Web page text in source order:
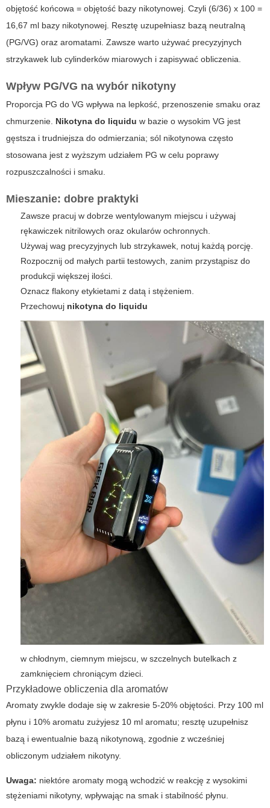
objętość końcowa = objętość bazy nikotynowej. Czyli (6/36) x 100 =
16,67 ml bazy nikotynowej. Resztę uzupełniasz bazą neutralną
(PG/VG) oraz aromatami. Zawsze warto używać precyzyjnych
strzykawek lub cylinderków miarowych i zapisywać obliczenia.
Wpływ PG/VG na wybór nikotyny
Proporcja PG do VG wpływa na lepkość, przenoszenie smaku oraz
chmurzenie. Nikotyna do liquidu w bazie o wysokim VG jest
gęstsza i trudniejsza do odmierzania; sól nikotynowa często
stosowana jest z wyższym udziałem PG w celu poprawy
rozpuszczalności i smaku.
Mieszanie: dobre praktyki
Zawsze pracuj w dobrze wentylowanym miejscu i używaj
rękawiczek nitrilowych oraz okularów ochronnych.
Używaj wag precyzyjnych lub strzykawek, notuj każdą porcję.
Rozpocznij od małych partii testowych, zanim przystąpisz do
produkcji większej ilości.
Oznacz flakony etykietami z datą i stężeniem.
Przechowuj nikotyna do liquidu
w chłodnym, ciemnym miejscu, w szczelnych butelkach z
zamknięciem chroniącym dzieci.
Przykładowe obliczenia dla aromatów
Aromaty zwykle dodaje się w zakresie 5-20% objętości. Przy 100 ml
płynu i 10% aromatu zużyjesz 10 ml aromatu; resztę uzupełnisz
bazą i ewentualnie bazą nikotynową, zgodnie z wcześniej
obliczonym udziałem nikotyny.
Uwaga: niektóre aromaty mogą wchodzić w reakcję z wysokimi
stężeniami nikotyny, wpływając na smak i stabilność płynu.